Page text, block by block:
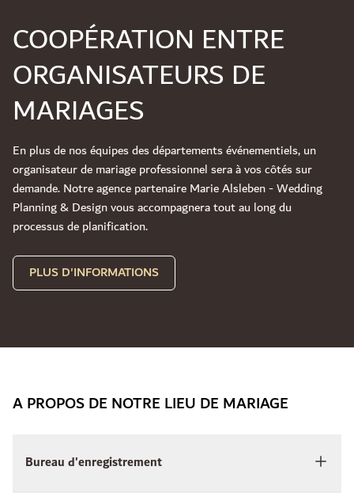
COOPÉRATION ENTRE
ORGANISATEURS DE
MARIAGES
En plus de nos équipes des départements événementiels, un
organisateur de mariage professionnel sera à vos côtés sur
demande. Notre agence partenaire Marie Alsleben - Wedding
Planning & Design vous accompagnera tout au long du
processus de planification.
PLUS D'INFORMATIONS
A PROPOS DE NOTRE LIEU DE MARIAGE
Bureau d'enregistrement